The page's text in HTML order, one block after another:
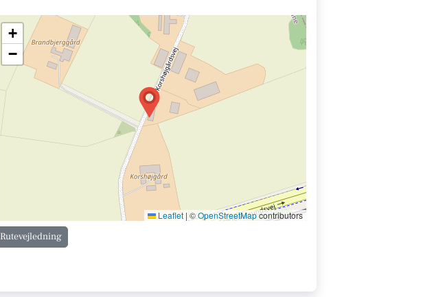
+
−
Leaflet | ©OpenStreetMapcontributors
Rutevejledning